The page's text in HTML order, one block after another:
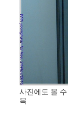
사진에도 볼
복